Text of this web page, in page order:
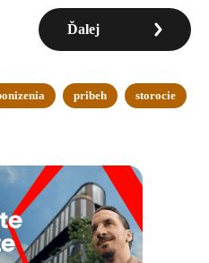
Ďalej
pribeh storocie